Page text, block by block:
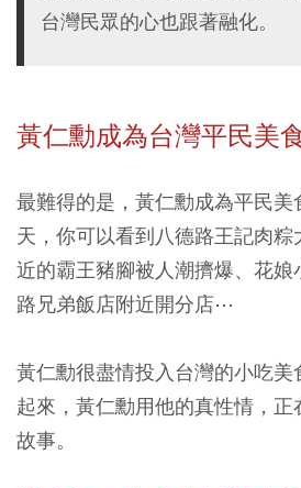
台灣民眾的心也跟著融化。
黃仁勳成為台灣平民美
最難得的是，黃仁勳成為平民美
天，你可以看到八德路王記肉
近的霸王豬腳被人潮擠爆、花
路兄弟飯店附近開分店⋯
黃仁勳很盡情投入台灣的小吃
起來，黃仁勳用他的真性情，
故事。